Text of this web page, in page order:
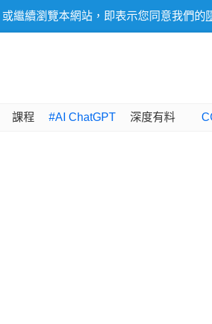
繼續瀏覽本網站，即表示您同意我們的
課程 #AI ChatGPT 深度有料